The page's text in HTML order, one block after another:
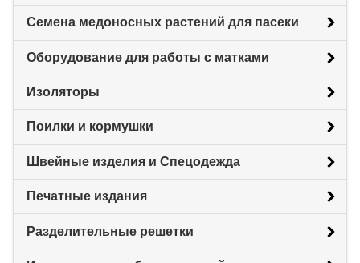
Семена медоносных растений для пасеки
Оборудование для работы с матками
Изоляторы
Поилки и кормушки
Швейные изделия и Спецодежда
Печатные издания
Разделительные решетки